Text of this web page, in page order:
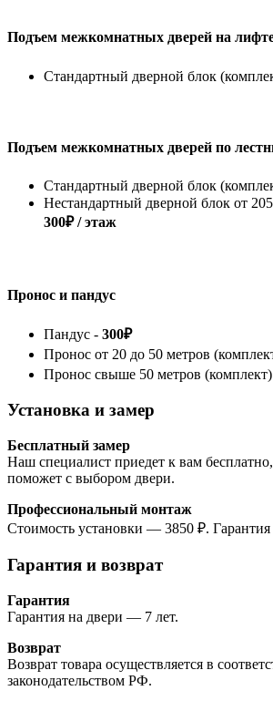
Подъем межкомнатных дверей на
Стандартный дверной блок
Подъем межкомнатных дверей по
Стандартный дверной блок
Нестандартный дверной блок от
300₽ / этаж
Пронос и пандус
Пандус - 300₽
Пронос от 20 до 50 метров
Пронос свыше 50 метров
Установка и замер
Бесплатный замер
Наш специалист приедет к вам
поможет с выбором двери.
Профессиональный монтаж
Стоимость установки — 3850 ₽.
Гарантия и возврат
Гарантия
Гарантия на двери — 7 лет.
Возврат
Возврат товара осуществляется в
законодательством РФ.